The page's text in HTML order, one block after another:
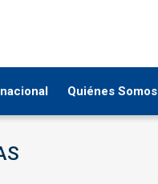
Quiénes Somos